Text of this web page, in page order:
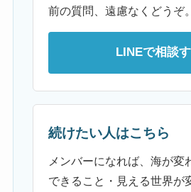
前の質問、遠慮なくどうぞ。
LINEで相談
続けたい人はこちら
メンバーになれば、海が変
できること・見える世界が